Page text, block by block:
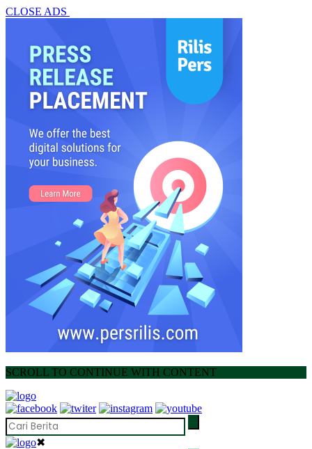
CLOSE ADS
SCROLL TO CONTINUE WITH CONTENT
✖